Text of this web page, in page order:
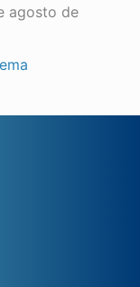
agosto de